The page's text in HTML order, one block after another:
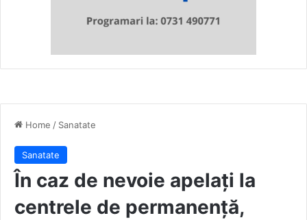
Home / Sanatate
Sanatate
În caz de nevoie apelați la
centrele de permanență,